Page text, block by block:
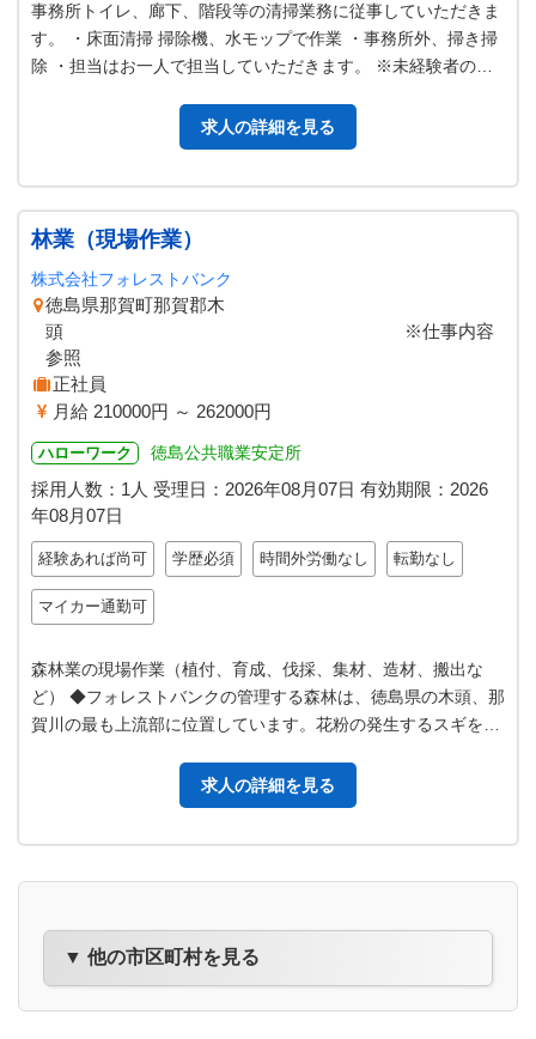
事務所トイレ、廊下、階段等の清掃業務に従事していただきま
す。 ・床面清掃 掃除機、水モップで作業 ・事務所外、掃き掃
除 ・担当はお一人で担当していただきます。 ※未経験者の方
求人の詳細を見る
林業（現場作業）
株式会社フォレストバンク
徳島県那賀町那賀郡木
頭 ※仕事内容
参照
正社員
月給 210000円 ～ 262000円
ハローワーク 徳島公共職業安定所
採用人数：1人 受理日： 2026年08月07日 有効期限： 2026
年08月07日
経験あれば尚可 学歴必須 時間外労働なし 転勤なし
マイカー通勤可
森林業の現場作業（植付、育成、伐採、集材、造材、搬出な
ど） ◆フォレストバンクの管理する森林は、徳島県の木頭、那
賀川の最も上流部に位置しています。花粉の発生するスギを伐
求人の詳細を見る
▼ 他の市区町村を見る